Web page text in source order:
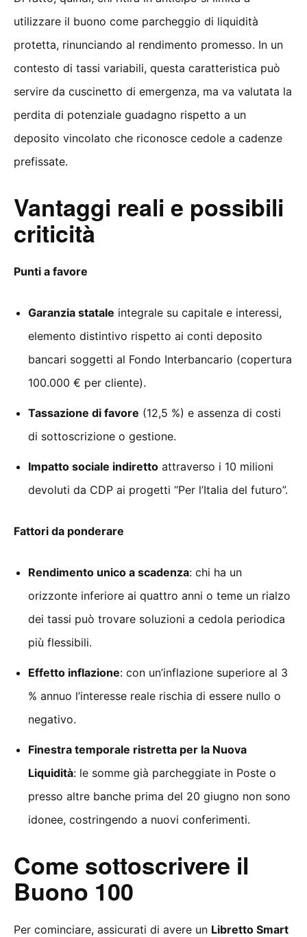
utilizzare il buono come parcheggio di liquidità
protetta, rinunciando al rendimento promesso. In un
contesto di tassi variabili, questa caratteristica può
servire da cuscinetto di emergenza, ma va valutata la
perdita di potenziale guadagno rispetto a un
deposito vincolato che riconosce cedole a cadenze
prefissate.
Vantaggi reali e possibili
criticità
Punti a favore
Garanzia statale integrale su capitale e interessi,
elemento distintivo rispetto ai conti deposito
bancari soggetti al Fondo Interbancario (copertura
100.000 € per cliente).
Tassazione di favore (12,5 %) e assenza di costi
di sottoscrizione o gestione.
Impatto sociale indiretto attraverso i 10 milioni
devoluti da CDP ai progetti “Per l’Italia del futuro”.
Fattori da ponderare
Rendimento unico a scadenza: chi ha un
orizzonte inferiore ai quattro anni o teme un rialzo
dei tassi può trovare soluzioni a cedola periodica
più flessibili.
Effetto inflazione: con un’inflazione superiore al 3
% annuo l’interesse reale rischia di essere nullo o
negativo.
Finestra temporale ristretta per la Nuova
Liquidità: le somme già parcheggiate in Poste o
presso altre banche prima del 20 giugno non sono
idonee, costringendo a nuovi conferimenti.
Come sottoscrivere il
Buono 100
Per cominciare, assicurati di avere un Libretto Smart